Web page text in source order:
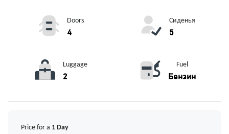
4
Doors
5
Сиденья
2
Luggage
Бензин
Fuel
Price for a 1 Day